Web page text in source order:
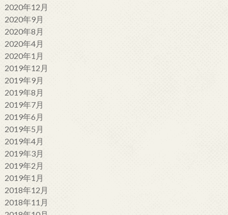
2020年12月
2020年9月
2020年8月
2020年4月
2020年1月
2019年12月
2019年9月
2019年8月
2019年7月
2019年6月
2019年5月
2019年4月
2019年3月
2019年2月
2019年1月
2018年12月
2018年11月